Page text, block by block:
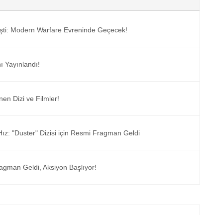
Modern Warfare Evreninde Geçecek!
Yayınlandı!
Dizi ve Filmler!
"Duster" Dizisi için Resmi Fragman Geldi
Geldi, Aksiyon Başlıyor!